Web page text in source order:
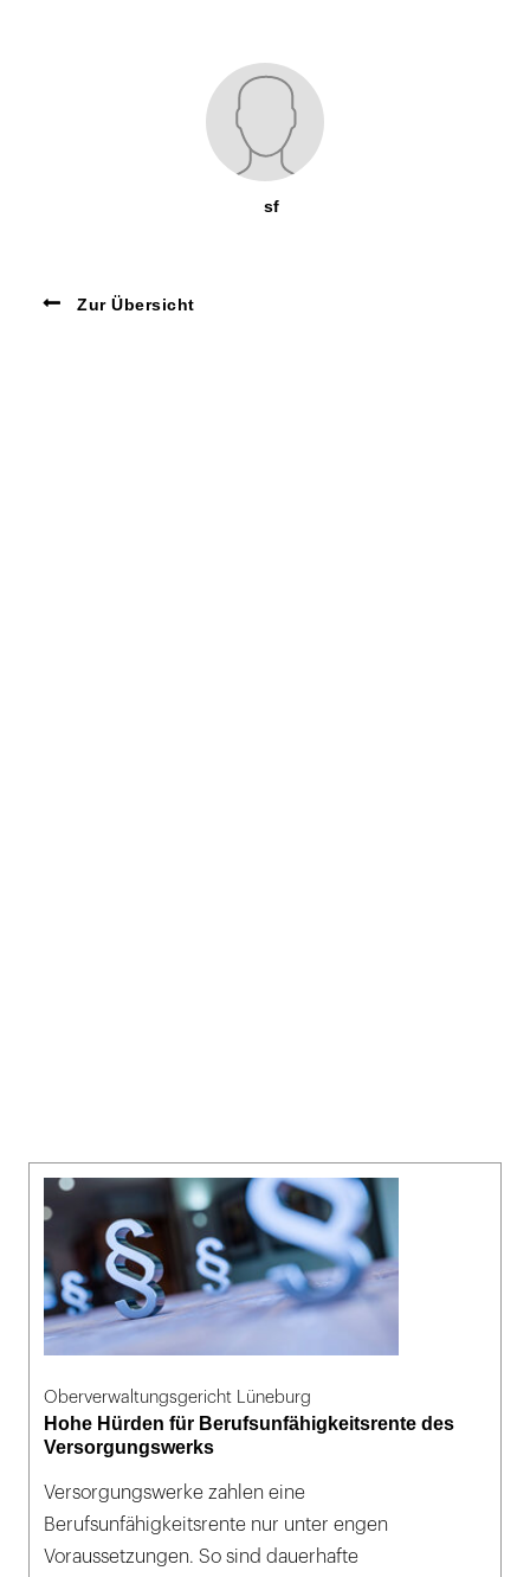
sf
Zur Übersicht
Oberverwaltungsgericht Lüneburg
Hohe Hürden für Berufsunfähigkeitsrente des
Versorgungswerks
Versorgungswerke zahlen eine
Berufsunfähigkeitsrente nur unter engen
Voraussetzungen. So sind dauerhafte